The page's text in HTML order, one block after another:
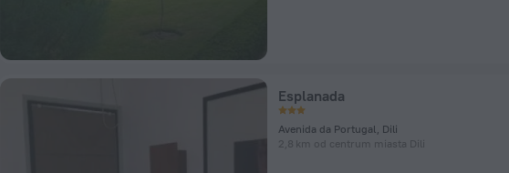
Esplanada
Avenida da Portugal, Dili
2,8 km od centrum miasta Dili